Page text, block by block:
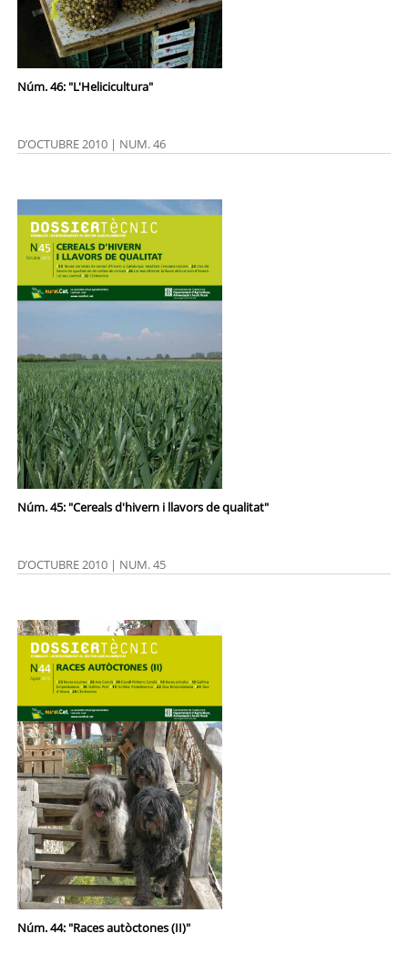
Núm. 46: "L'Helicicultura"
D’OCTUBRE 2010 | NUM. 46
Núm. 45: "Cereals d'hivern i llavors de qualitat"
D’OCTUBRE 2010 | NUM. 45
Núm. 44: "Races autòctones (II)"